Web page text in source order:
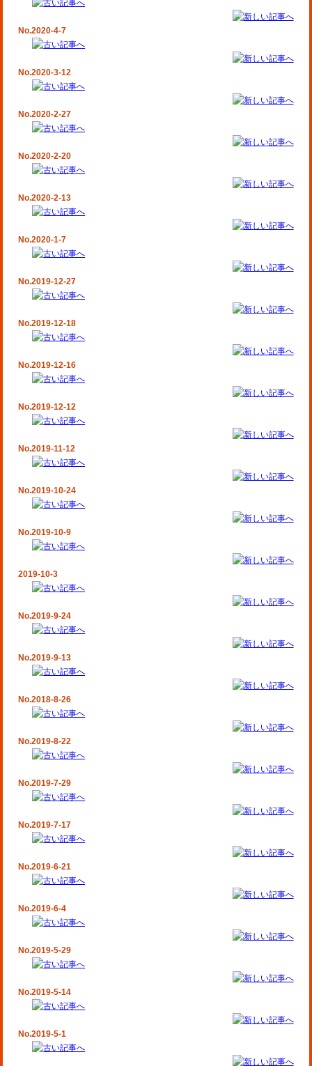
No.2020-4-7
No.2020-3-12
No.2020-2-27
No.2020-2-20
No.2020-2-13
No.2020-1-7
No.2019-12-27
No.2019-12-18
No.2019-12-16
No.2019-12-12
No.2019-11-12
No.2019-10-24
No.2019-10-9
2019-10-3
No.2019-9-24
No.2019-9-13
No.2018-8-26
No.2019-8-22
No.2019-7-29
No.2019-7-17
No.2019-6-21
No.2019-6-4
No.2019-5-29
No.2019-5-14
No.2019-5-1